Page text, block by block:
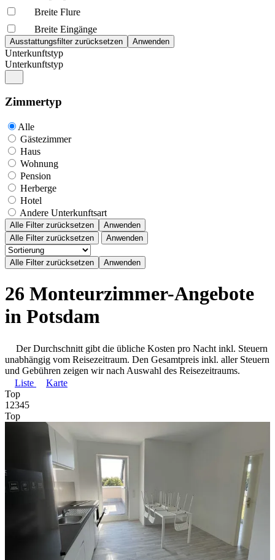
Breite Flure
Breite Eingänge
Unterkunftstyp
Unterkunftstyp
Zimmertyp
Alle
Gästezimmer
Haus
Wohnung
Pension
Herberge
Hotel
Andere Unterkunftsart
Alle Filter zurücksetzen
Anwenden
Alle Filter zurücksetzen
Anwenden
26 Monteurzimmer-Angebote
in Potsdam
Der Durchschnitt gibt die übliche Kosten pro Nacht inkl. Steuern
unabhängig vom Reisezeitraum. Den Gesamtpreis inkl. aller Steuern
und Gebühren zeigen wir nach Auswahl des Reisezeitraums.
Liste
Karte
Top
1 2345
Top